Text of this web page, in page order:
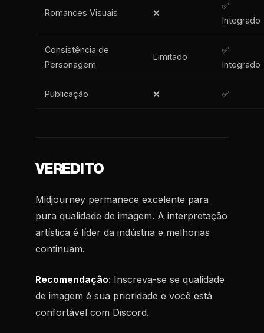
Romances Visuais ❌
✅
Integrado
Consistência de
Personagem
Limitado
✅
Integrado
Publicação ❌ ✅
VEREDITO
Midjourney permanece excelente para
pura qualidade de imagem. A interpretação
artística é líder da indústria e melhorias
continuam.
Recomendação: Inscreva-se se qualidade
de imagem é sua prioridade e você está
confortável com Discord.